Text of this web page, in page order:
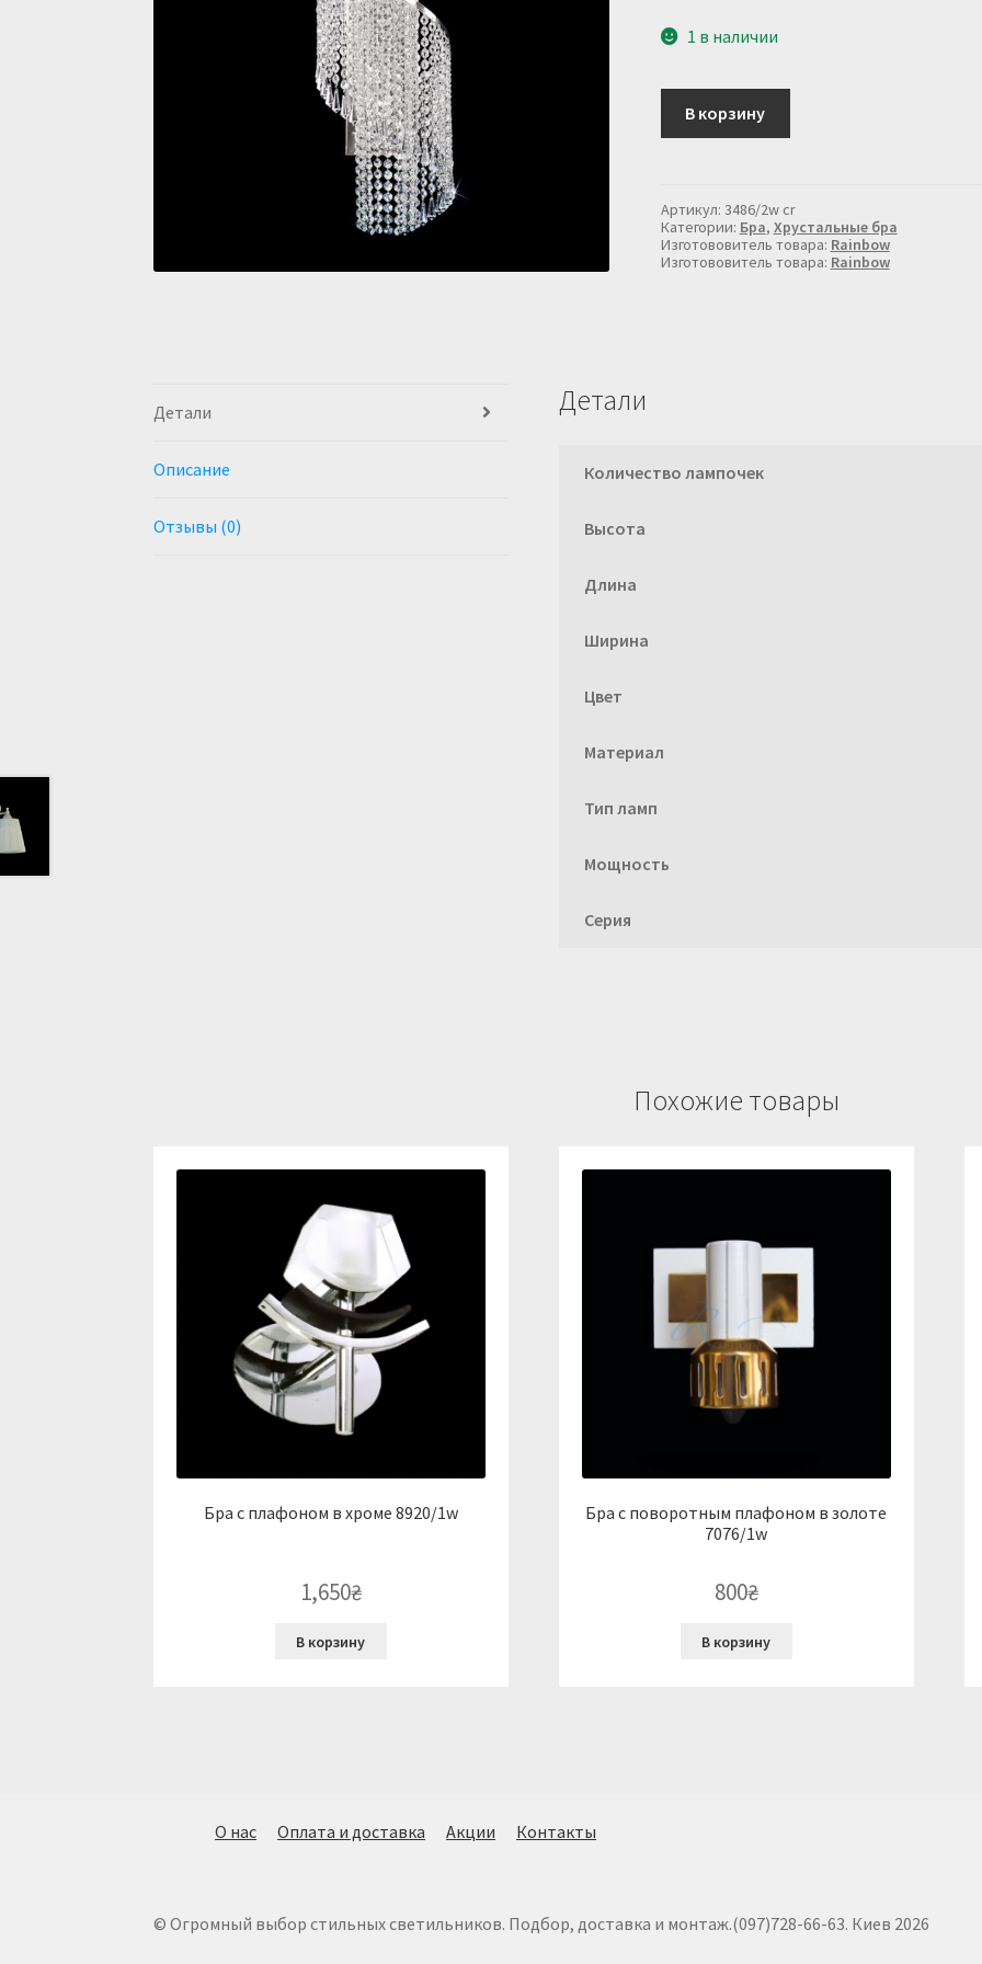
1 в наличии
товара
Бра
хроме
3486/2W
CR
В корзину
Артикул: 3486/2w cr
Категории: Бра, Хрустальные бра
Изготововитель товара: Rainbow
Изготововитель товара: Rainbow
Детали
Описание
Отзывы (0)
Детали
Количество лампочек
Высота
Длина
Ширина
Цвет
Материал
Тип ламп
Мощность
Серия
Похожие товары
Бра с плафоном в хроме 8920/1w
1,650₴
В корзину
Бра с поворотным плафоном в золоте
7076/1w
800₴
В корзину
О нас Оплата и доставка Акции Контакты
© Огромный выбор стильных светильников. Подбор, доставка и монтаж.(097)728-66-63. Киев 2026